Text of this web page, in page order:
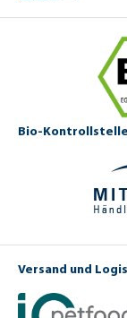
Bio-
Versand und